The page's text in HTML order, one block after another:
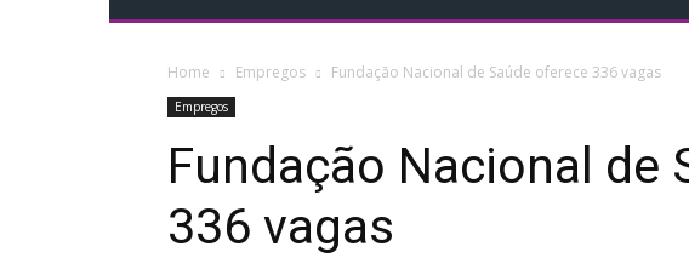
Home Empregos Fundação Nacional de Saúde oferece 336 vagas
Empregos
Fundação Nacional de
336 vagas